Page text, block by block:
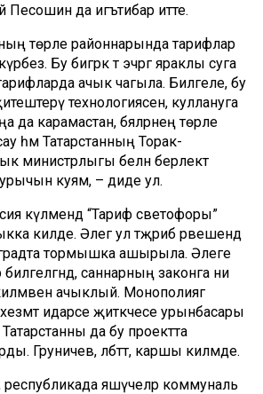
Песошин да игътибар итте.
төрле районнарында тарифлар
Бу бигрәк тә эчәргә яраклы суга
тарифларда ачык чагыла. Билгеле, бу
технологиясенә, куллануга
да карамастан, бәяләрнең төрле
һәм Татарстанның Торак-
министрлыгы белән берлектә
бурычын куям, – диде ул.
күләмендә “Тариф светофоры”
килде. Әлегә ул тәҗрибә рәвешендә
тормышка ашырыла. Әлеге
саннарның законга ни
килмәвен ачыклый. Монополиягә
идарәсе җитәкчесе урынбасары
да бу проектта
Груничев, әлбәттә, каршы килмәде.
республикада яшәүчеләр коммуналь